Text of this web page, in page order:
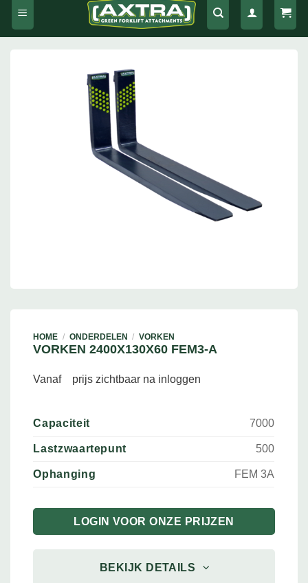
HOME / ONDERDELEN / VORKEN
VORKEN 2400X130X60 FEM3-A
Vanaf prijs zichtbaar na inloggen
Capaciteit 7000
Lastzwaartepunt 500
Ophanging FEM 3A
LOGIN VOOR ONZE PRIJZEN
BEKIJK DETAILS